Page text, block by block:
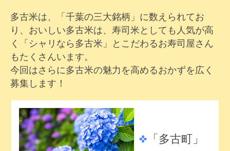
多古米は、「千葉の三大銘柄」に数えられてお
り、おいしい多古米は、寿司米としても人気が高
く「シャリなら多古米」とこだわるお寿司屋さん
もたくさんいます。
今回はさらに多古米の魅力を高めるおかずを広く
募集します！
「多古町」